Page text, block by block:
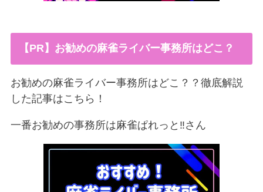
【PR】お勧めの麻雀ライバー事務所はどこ？
お勧めの麻雀ライバー事務所はどこ？？徹底解説
した記事はこちら！
一番お勧めの事務所は麻雀ぱれっと‼︎さん